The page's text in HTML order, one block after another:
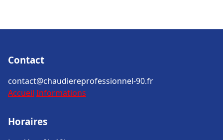
Contact
contact@chaudiereprofessionnel-90.fr
Accueil Informations
Horaires